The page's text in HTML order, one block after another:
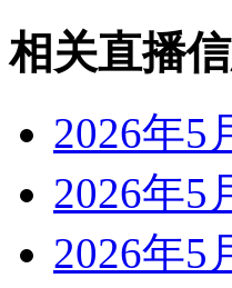
相关直播
2026年5
2026年5
2026年5